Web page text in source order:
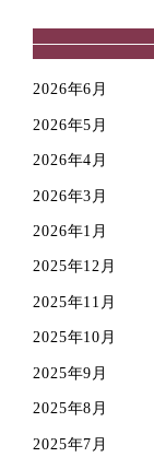
2026年6月
2026年5月
2026年4月
2026年3月
2026年1月
2025年12月
2025年11月
2025年10月
2025年9月
2025年8月
2025年7月